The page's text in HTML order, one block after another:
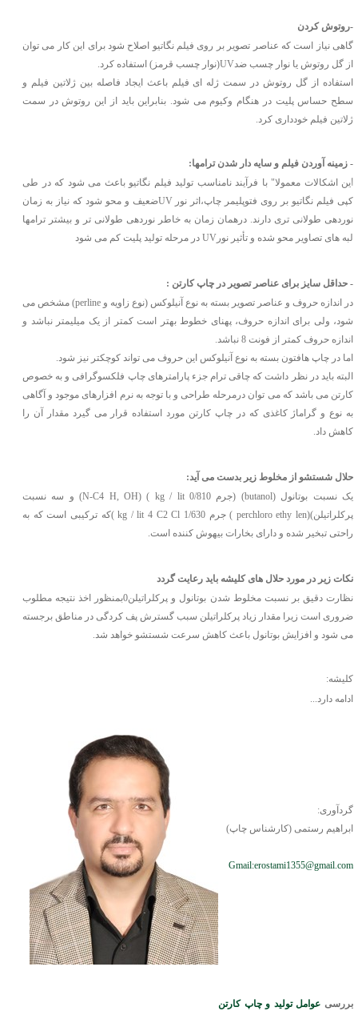
-روتوش کردن
گاهی نیاز است که عناصر تصویر بر روی فیلم نگاتیو اصلاح شود برای این کار می توان
از گل روتوش یا نوار چسب ضدUV(نوار چسب قرمز) استفاده کرد
استفاده از گل روتوش در سمت ژله ای فیلم باعث ایجاد فاصله بین ژلاتین فیلم و
سطح حساس پلیت در هنگام وکیوم می شود
بنابراین باید از این روتوش در سمت
ژلاتین فیلم خودداری کرد
- زمینه آوردن فیلم و سایه دار شدن ترامها:
این اشکالات معمولا" با فرآیند نامناسب تولید فیلم نگاتیو باعث می شود که در طی
کپی فیلم نگاتیو بر روی فتوپلیمر چاپ،اثر نور UVضعیف و محو شود که نیاز به زمان
نوردهی طولانی تری دارند. درهمان زمان به خاطر نوردهی طولانی تر و بیشتر ترامها
لبه های تصاویر محو شده و تأثیر نورUV در مرحله تولید پلیت کم می شود
- حداقل سایز برای عناصر تصویر در چاپ کارتن :
در اندازه حروف و عناصر تصویر بسته به نوع آنیلوکس (نوع زاویه و perline) مشخص می
شود، ولی برای اندازه حروف، پهنای خطوط بهتر است کمتر از یک میلیمتر نباشد و
اندازه حروف کمتر از فونت 8 نباشد
اما در چاپ هافتون بسته به نوع آنیلوکس این حروف می تواند کوچکتر نیز شود
البته باید در نظر داشت که چاقی ترام جزء پارامترهای چاپ فلکسوگرافی و به خصوص
کارتن می باشد که می توان درمرحله طراحی و با توجه به نرم افزارهای موجود و آگاهی
به نوع و گراماژ کاغذی که در چاپ کارتن مورد استفاده قرار می گیرد مقدار آن را
کاهش داد
حلال شستشو از مخلوط زیر بدست می آید:
یک نسبت بوتانول (butanol) (جرم 0/810 kg / lit ) (N-C4 H, OH) و سه نسبت
پرکلراتیلن)(perchloro ethy len ) جرم 1/630 kg / lit 4 C2 Cl )که ترکیبی است که به
راحتی تبخیر شده و دارای بخارات بیهوش کننده است.
نکات زیر در مورد حلال های کلیشه باید رعایت گردد
نظارت دقیق بر نسبت مخلوط شدن بوتانول و پرکلراتیلن0بمنظور اخذ نتیجه مطلوب
ضروری است زیرا مقدار زیاد پرکلراتیلن سبب گسترش پف کردگی در مناطق برجسته
می شود و افزایش بوتانول باعث کاهش سرعت شستشو خواهد شد.
کلیشه:
ادامه دارد...
گردآوری:
ابراهیم رستمی (کارشناس چاپ)
Gmail:erostami1355@gmail.com
بررسی عوامل تولید و چاپ کارتن